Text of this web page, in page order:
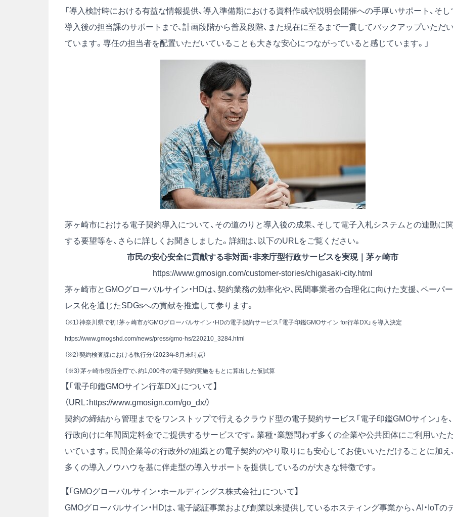
「導入検討時における有益な情報提供、導入準備期における資料作成や説明会開催への手厚いサポート、そし
導入後の担当課のサポートまで、計画段階から普及段階、また現在に至るまで一貫してバックアップいただ
ています。専任の担当者を配置いただいていることも大きな安心につながっていると感じています。」
茅ヶ崎市における電子契約導入について、その道のりと導入後の成果、そして電子入札システムとの連動に
する要望等を、さらに詳しくお聞きしました。詳細は、以下のURLをご覧ください。
市民の安心安全に貢献する非対面・非来庁型行政サービスを実現｜茅ヶ崎市
https://www.gmosign.com/customer-stories/chigasaki-city.html
茅ヶ崎市とGMOグローバルサイン・HDは、契約業務の効率化や、民間事業者の合理化に向けた支援、ペーパー
レス化を通じたSDGsへの貢献を推進して参ります。
（※1）神奈川県で初！茅ヶ崎市がGMOグローバルサイン・HDの電子契約サービス「電子印鑑GMOサイン for行革DX」を導入決定
https://www.gmogshd.com/news/press/gmo-hs/220210_3284.html
（※2）契約検査課における執行分（2023年8月末時点）
（※3）茅ヶ崎市役所全庁で、約1,000件の電子契約実施をもとに算出した仮試算
【「電子印鑑GMOサイン行革DX」について】
（URL： https://www.gmosign.com/go_dx/）
契約の締結から管理までをワンストップで行えるクラウド型の電子契約サービス「電子印鑑GMOサイン」を、
行政向けに年間固定料⾦でご提供するサービスです。業種・業態問わず多くの企業や公共団体にご利用いた
いています。民間企業等の行政外の組織との電子契約のやり取りにも安心してお使いいただけることに加え
多くの導入ノウハウを基に伴走型の導入サポートを提供しているのが大きな特徴です。
【「GMOグローバルサイン・ホールディングス株式会社」について】
GMOグローバルサイン・HDは、電子認証事業および創業以来提供しているホスティング事業から、AI・IoTの